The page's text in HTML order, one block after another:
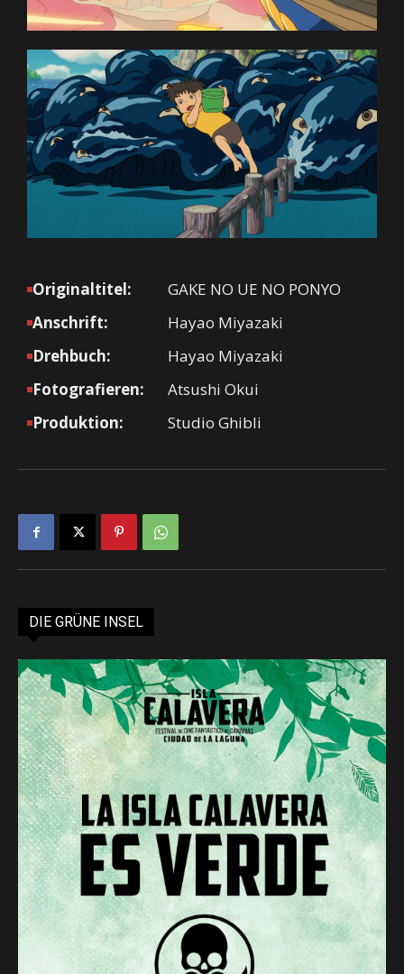
Originaltitel:
GAKE NO UE NO PONYO
Anschrift:
Hayao Miyazaki
Drehbuch:
Hayao Miyazaki
Fotografieren:
Atsushi Okui
Produktion:
Studio Ghibli
DIE GRÜNE INSEL